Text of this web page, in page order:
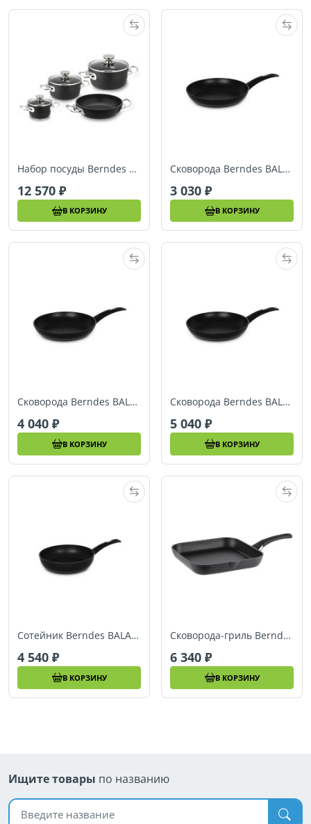
Набор посуды Berndes BALANCE INDUCTION (4 предмета) (021200)
12 570
В КОРЗИНУ
Сковорода Berndes BALANCE INDUCTION (Ø 20 см) (021213)
3 030
В КОРЗИНУ
Сковорода Berndes BALANCE INDUCTION (Ø 28 см) (021217)
4 040
В КОРЗИНУ
Сковорода Berndes BALANCE INDUCTION (Ø 30 см) (021220)
5 040
В КОРЗИНУ
Сотейник Berndes BALANCE INDUCTION (Ø 28 см) (021227)
4 540
В КОРЗИНУ
Сковорода-гриль Berndes BALANCE INDUCTION (28 х 28 см) (021236)
6 340
В КОРЗИНУ
Ищите товары по названию
Поиск по названию